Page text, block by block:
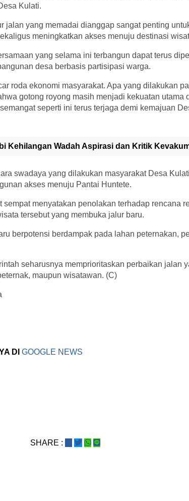
Kulati.
jalan yang memadai dianggap sangat penting
meningkatkan akses menuju destinasi
yang selama ini terbangun dapat terus
desa berbasis partisipasi warga.
roda ekonomi masyarakat. Apa yang dilakukan
gotong royong masih menjadi kekuatan utama
seperti ini terus terjaga demi kemajuan
Kehilangan Wadah Aspirasi dan Kritik
swadaya yang dilakukan masyarakat Desa
akses menuju Pantai Huntete.
sempat menyatakan penolakan terhadap rencana
tersebut yang membuka jalur baru.
berpotensi berdampak pada lahan peternakan,
seharusnya memprioritaskan perbaikan jalan
maupun wisatawan. (C)
DI GOOGLE NEWS
SHARE :